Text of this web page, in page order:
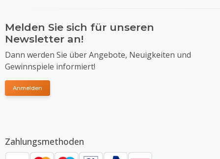
Melden Sie sich für unseren
Newsletter an!
Dann werden Sie über Angebote, Neuigkeiten und
Gewinnspiele informiert!
Anmelden
Zahlungsmethoden